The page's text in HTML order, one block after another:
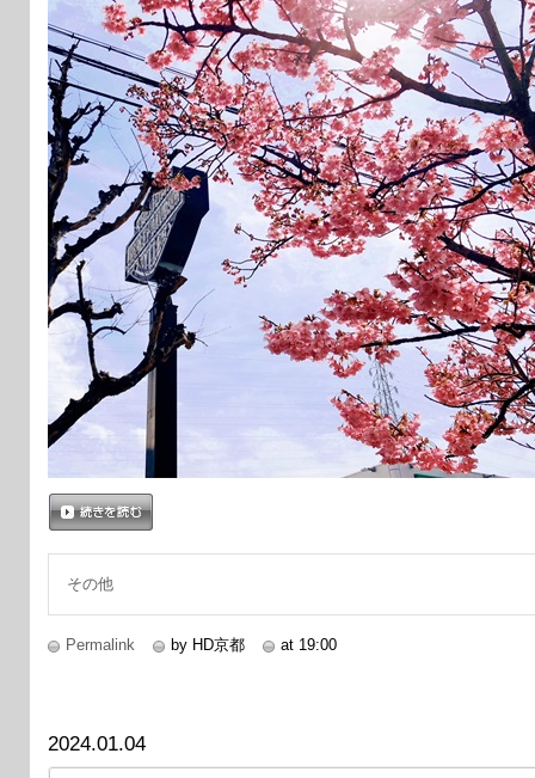
その他
Permalink by HD京都 at 19:00
2024.01.04